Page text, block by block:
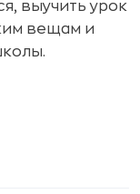
выучить урок
вещам и